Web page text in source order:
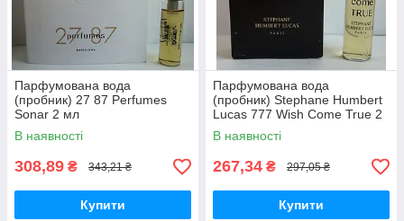
Парфумована вода
(пробник) 27 87 Perfumes
Sonar 2 мл
В наявності
308,89 ₴ 343,21 ₴
Купити
Парфумована вода
(пробник) Stephane Humbert
Lucas 777 Wish Come True 2
мл
В наявності
267,34 ₴ 297,05 ₴
Купити